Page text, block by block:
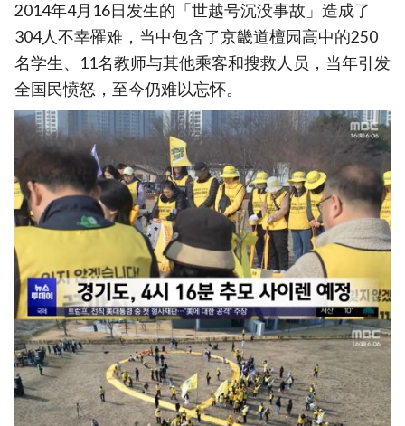
2014年4月16日发生的「世越号沉没事故」造成了
304人不幸罹难，当中包含了京畿道檀园高中的250
名学生、11名教师与其他乘客和搜救人员，当年引发
全国民愤怒，至今仍难以忘怀。